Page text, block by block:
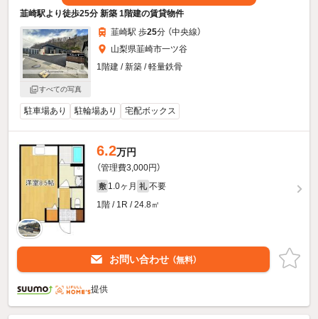
韮崎駅より徒歩25分 新築 1階建の賃貸物件
すべての写真
韮崎駅 歩25分 （中央線）
山梨県韮崎市一ツ谷
1階建 / 新築 / 軽量鉄骨
駐車場あり 駐輪場あり 宅配ボックス
6.2万円
（管理費3,000円）
敷 1.0ヶ月 礼 不要
1階 / 1R / 24.8㎡
お問い合わせ （無料）
提供